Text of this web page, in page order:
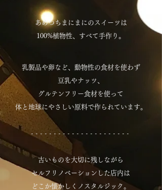
あめつちまにまにのスイーツは
100%植物性、すべて手作り。
乳製品や卵など、動物性の食材を使わず
豆乳やナッツ、
グルテンフリー食材を使って
体と地球にやさしい原料で作られています。
- - - - - - - - - - - - - - - - - - - - - -
古いものを大切に残しながら
セルフリノベーションした店内は
どこか懐かしくノスタルジック。